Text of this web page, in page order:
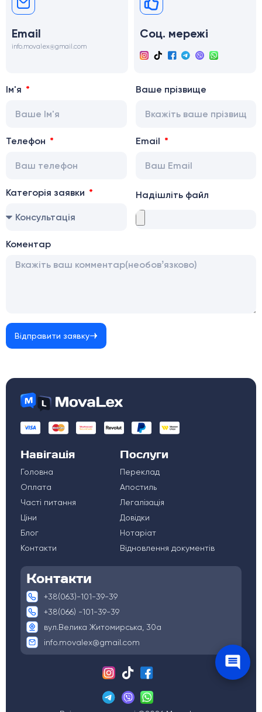
Email
info.movalex@gmail.com
Соц. мережі
Ім'я Ваше прізвище
Телефон Email
Категорія заявки Надішліть файл
Коментар
Відправити заявку
Навігація
Головна
Оплата
Часті питання
Ціни
Блог
Контакти
Послуги
Переклад
Апостиль
Легалізація
Довідки
Нотаріат
Відновлення документів
Контакти
+38(063)-101-39-39
+38(066) -101-39-39
вул.Велика Житомирська, 30а
info.movalex@gmail.com